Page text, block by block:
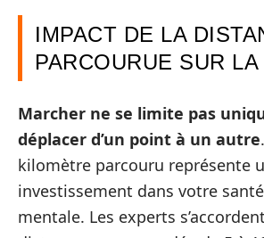
IMPACT DE LA
PARCOURUE SUR
Marcher ne se limite pas
déplacer d’un point à un autre
kilomètre parcouru représente
investissement dans votre
mentale. Les experts